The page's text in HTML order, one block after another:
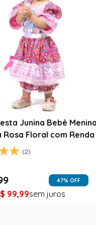
Junina Infantil Branca
com Fitas Coloridas
(0)
37% OFF
49,99